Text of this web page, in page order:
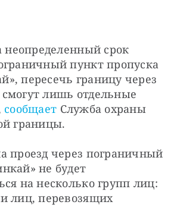
неопределенный срок
пункт пропуска
пересечь границу через
лишь отдельные
сообщает Служба охраны
границы.
проезд через пограничный
не будет
на несколько групп лиц:
лиц, перевозящих